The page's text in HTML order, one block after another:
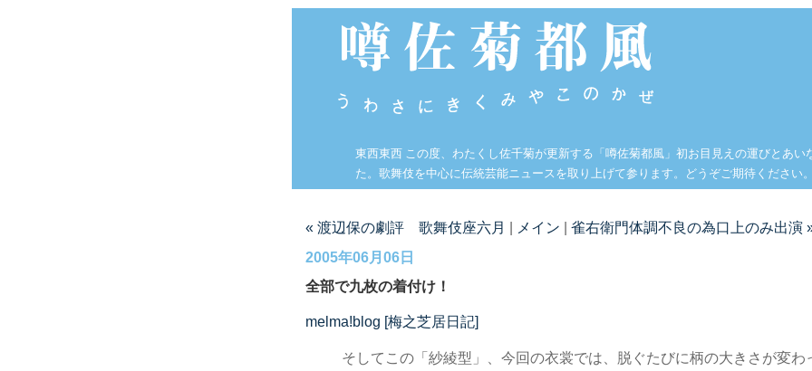
東西東西 この度、わたくし佐千菊が更新する「噂佐菊都風」初お目見えの運びとあい
た。歌舞伎を中心に伝統芸能ニュースを取り上げて参ります。どうぞご期待ください。
« 渡辺保の劇評 歌舞伎座六月 メイン
雀右衛門体調不良の為口上のみ出演
2005年06月06日
全部で九枚の着付け！
melma!blog [梅之芝居日記]
そしてこの「紗綾型」、今回の衣裳では、脱ぐたびに柄の大きさが変わ